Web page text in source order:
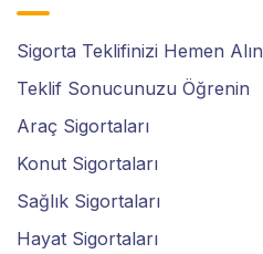
Sigorta Teklifinizi Hemen Alın
Teklif Sonucunuzu Öğrenin
Araç Sigortaları
Konut Sigortaları
Sağlık Sigortaları
Hayat Sigortaları